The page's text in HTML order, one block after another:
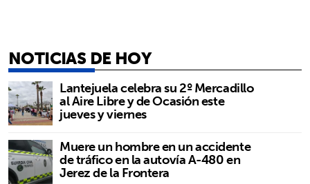
NOTICIAS DE HOY
Lantejuela celebra su 2º Mercadillo
al Aire Libre y de Ocasión este
jueves y viernes
Muere un hombre en un accidente
de tráfico en la autovía A-480 en
Jerez de la Frontera